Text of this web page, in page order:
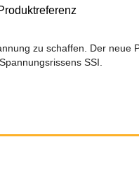
zu schaffen. Der neue
SSI.